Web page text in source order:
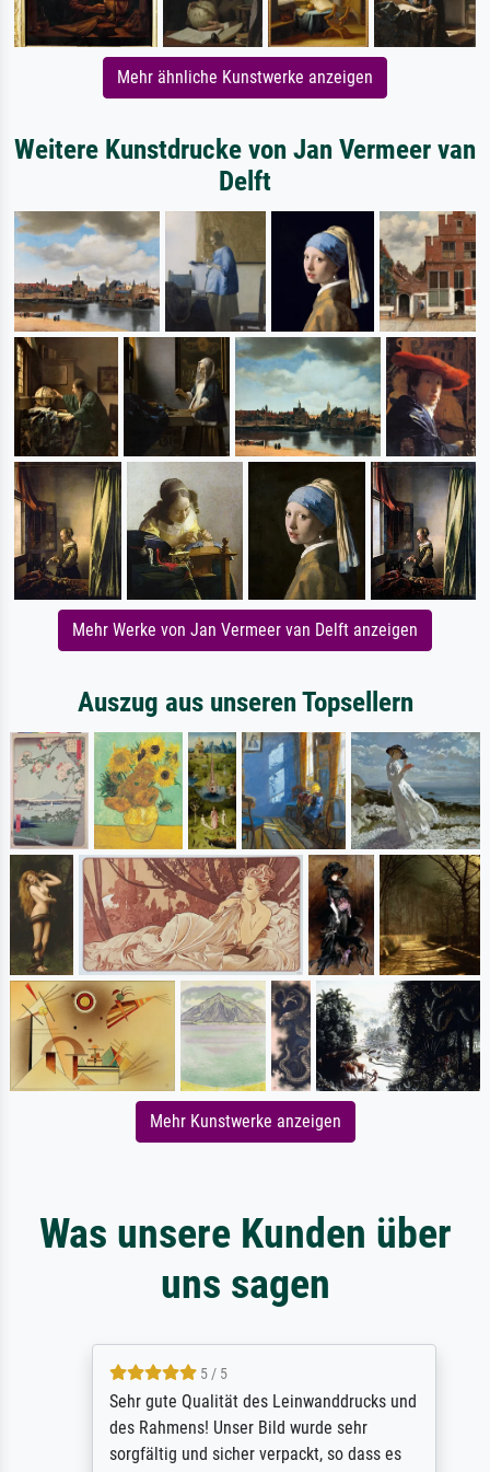
Mehr ähnliche Kunstwerke anzeigen
Weitere Kunstdrucke von Jan Vermeer van
Delft
Mehr Werke von Jan Vermeer van Delft anzeigen
Auszug aus unseren Topsellern
Mehr Kunstwerke anzeigen
Was unsere Kunden über
uns sagen
5 / 5
Sehr gute Qualität des Leinwanddrucks und
des Rahmens! Unser Bild wurde sehr
sorgfältig und sicher verpackt, so dass es